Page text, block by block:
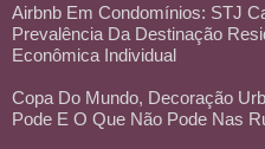
Airbnb Em Condomínios: STJ
Prevalência Da Destinação
Econômica Individual
Copa Do Mundo, Decoração
Pode E O Que Não Pode Nas